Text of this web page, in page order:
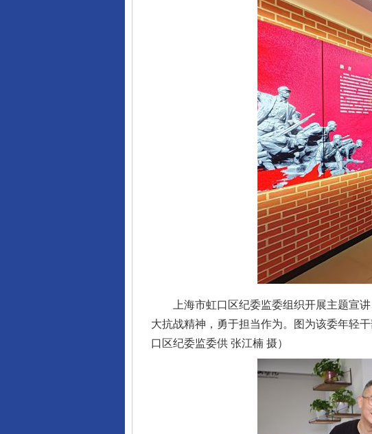
上海市虹口区纪委监委组织开展主题宣讲
大抗战精神，勇于担当作为。图为该委年轻
口区纪委监委供 张江楠 摄）